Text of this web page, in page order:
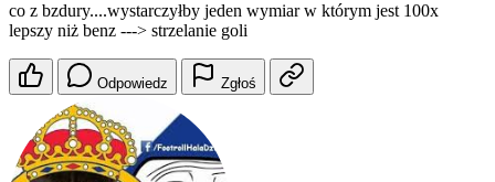
co z bzdury....wystarczyłby jeden wymiar w którym jest 100x
lepszy niż benz ---> strzelanie goli
Odpowiedz Zgłoś